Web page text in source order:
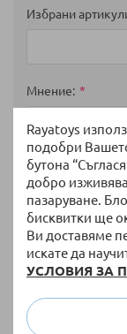
Rayatoys
подобри
бутона
добро
пазаруване.
бисквитки ще
Ви доставяме
искате да
УСЛОВИЯ ЗА
Избрани
Мнение